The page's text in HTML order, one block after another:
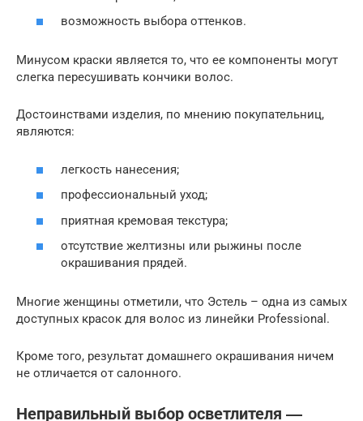
возможность выбора оттенков.
Минусом краски является то, что ее компоненты могут
слегка пересушивать кончики волос.
Достоинствами изделия, по мнению покупательниц,
являются:
легкость нанесения;
профессиональный уход;
приятная кремовая текстура;
отсутствие желтизны или рыжины после
окрашивания прядей.
Многие женщины отметили, что Эстель – одна из самых
доступных красок для волос из линейки Professional.
Кроме того, результат домашнего окрашивания ничем
не отличается от салонного.
Неправильный выбор осветлителя ―